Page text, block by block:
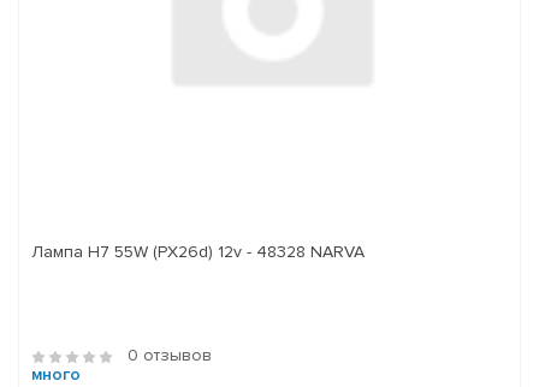
Лампа H7 55W (PX26d) 12v - 48328 NARVA
0 отзывов
много